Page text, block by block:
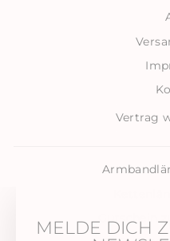
MELDE DICH
Vertrag